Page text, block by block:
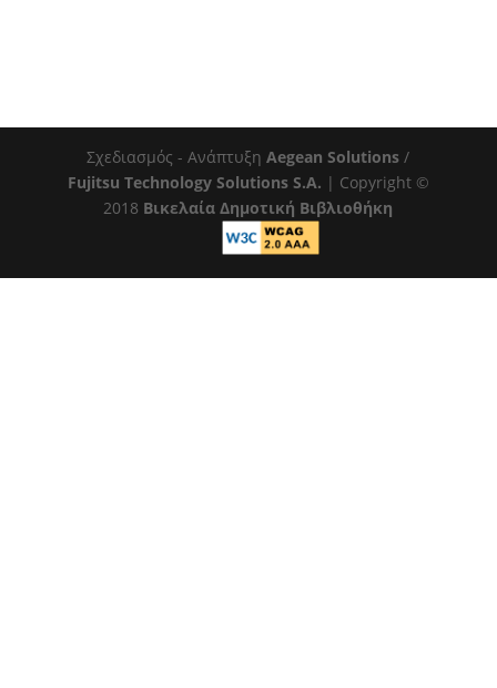
Σχεδιασμός - ΑνάπτυξηAegean Solutions /
Fujitsu Technology Solutions S.A. | Copyright ©
2018 Βικελαία Δημοτική Βιβλιοθήκη